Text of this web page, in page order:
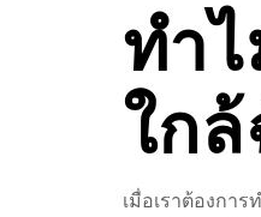
ทำ
ใก
เมื่อเราต้องกา